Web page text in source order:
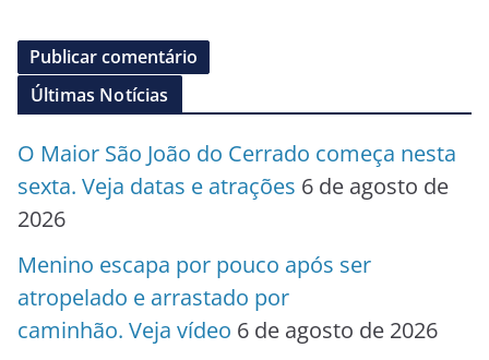
Últimas Notícias
O Maior São João do Cerrado começa nesta
sexta. Veja datas e atrações 6 de agosto de
2026
Menino escapa por pouco após ser
atropelado e arrastado por
caminhão. Veja vídeo 6 de agosto de 2026